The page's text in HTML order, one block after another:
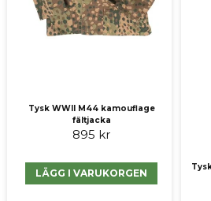
Skicka fråga
Tysk WWII M44 kamouflage
fältjacka
895 kr
LÄGG I VARUKORGEN